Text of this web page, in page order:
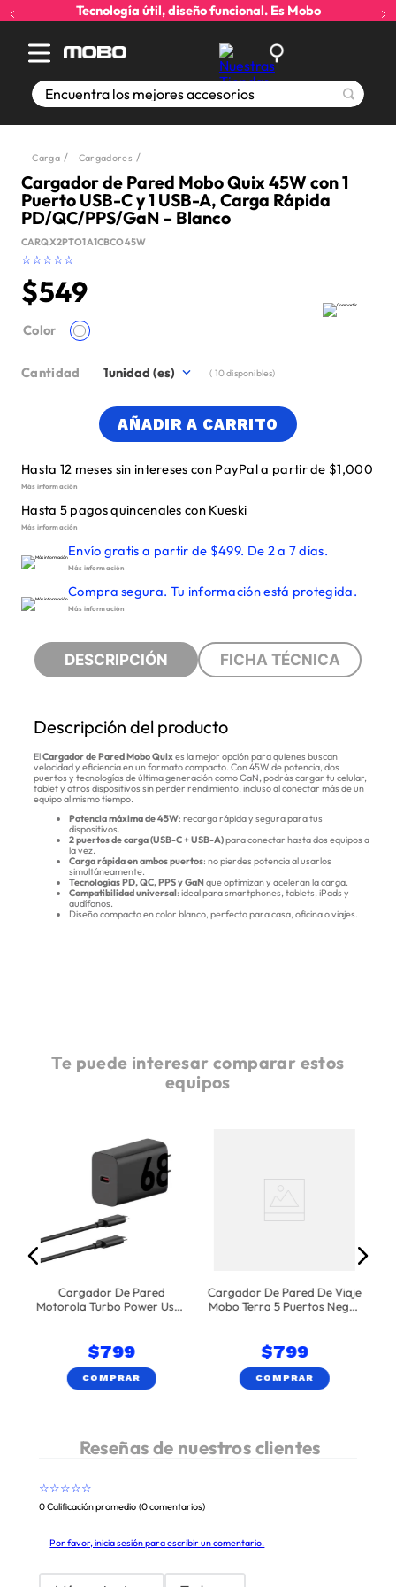
Tecnología útil, diseño funcional. Es Mobo
Encuentra los mejores accesorios
Carga Cargadores
Cargador de Pared Mobo Quix 45W con 1
Puerto USB-C y 1 USB-A, Carga Rápida
PD/QC/PPS/GaN – Blanco
CARQX2PTO1A1CBCO45W
☆☆☆☆☆
$549
Color
Cantidad 1 ( 10disponibles)
AÑADIR A CARRITO
Hasta 12 meses sin intereses con PayPal a partir de $1,000
Más información
Hasta 5 pagos quincenales con Kueski
Más información
Envío gratis a partir de $499. De 2 a 7 días.
Más información
Compra segura. Tu información está protegida.
Más información
DESCRIPCIÓN FICHA TÉCNICA
Descripción del producto
ElCargador de Pared Mobo Quix es la mejor opción para quienes buscan
velocidad y eficiencia en un formato compacto. Con 45W de potencia, dos
puertos y tecnologías de última generación como GaN, podrás cargar tu celular,
tablet y otros dispositivos sin perder rendimiento, incluso al conectar más de un
equipo al mismo tiempo.
Potencia máxima de 45W: recarga rápida y segura para tus
dispositivos.
2 puertos de carga (USB-C + USB-A)para conectar hasta dos equipos a
la vez.
Carga rápida en ambos puertos: no pierdes potencia al usarlos
simultáneamente.
Tecnologías PD, QC, PPS y GaNque optimizan y aceleran la carga.
Compatibilidad universal: ideal para smartphones, tablets, iPads y
audífonos.
Diseño compacto en color blanco, perfecto para casa, oficina o viajes.
Te puede interesar comparar estos
equipos
Cargador De Pared
Motorola Turbo Power Usb-
$799
COMPRAR
Cargador De Pared De Viaje
Mobo Terra 5 Puertos Negro
$799
COMPRAR
☆☆☆☆☆
0 Calificación promedio (0 comentarios)
Por favor, inicia sesión para escribir un comentario.